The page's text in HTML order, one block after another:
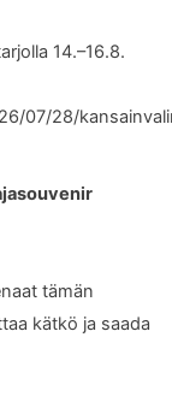
14.–16.8.
07/28/
tämän
kätkö ja saada